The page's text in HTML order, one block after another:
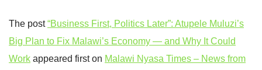
The post“Business First, Politics Later”: Atupele Muluzi’s
Big Plan to Fix Malawi’s Economy — and Why It Could
Work appeared first on Malawi Nyasa Times – News from